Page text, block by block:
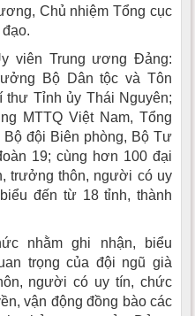
Chủ nhiệm Tổng cục
viên Trung ương Đảng:
Bộ Dân tộc và Tôn
thư Tỉnh ủy Thái Nguyên;
MTTQ Việt Nam, Tổng
đội Biên phòng, Bộ Tư
19; cùng hơn 100 đại
trưởng thôn, người có uy
đến từ 18 tỉnh, thành
nhằm ghi nhận, biểu
trọng của đội ngũ già
người có uy tín, chức
vận động đồng bào các